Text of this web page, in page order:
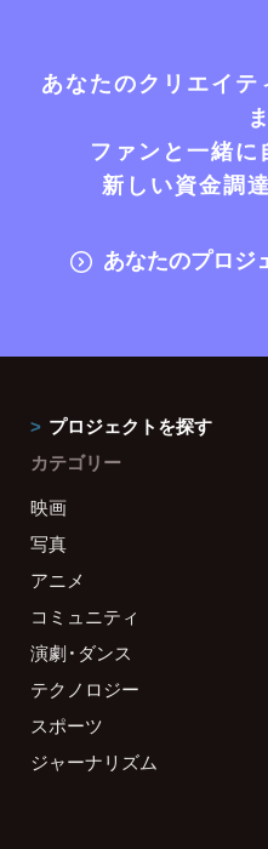
あなたのクリエイテ
ファンと一緒
新しい資金調
あなたのプロジ
プロジェクトを探す
カテゴリー
映画
写真
アニメ
コミュニティ
演劇・ダンス
テクノロジー
スポーツ
ジャーナリズム